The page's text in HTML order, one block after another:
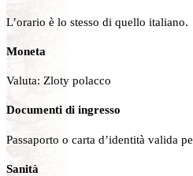
L’orario è lo stesso di quello italiano.
Moneta
Valuta: Zloty polacco
Documenti di ingresso
Passaporto o carta d’identità valida
Sanità